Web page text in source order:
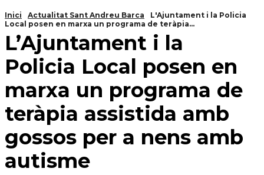
Inici Actualitat Sant Andreu Barca
L'Ajuntament i la Policia
Local posen en marxa un programa de teràpia...
L’Ajuntament i la
Policia Local posen en
marxa un programa de
teràpia assistida amb
gossos per a nens amb
autisme